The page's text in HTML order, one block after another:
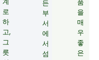
로
하
고,
그
릇
든
부
서
에
서
섬
을
매
우
좋
은